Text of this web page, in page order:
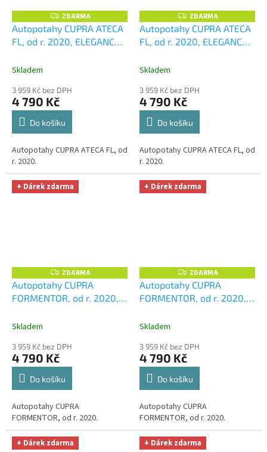
Z
D
A
R
ZDARMA
Autopotahy CUPRA ATECA
FL, od r. 2020, ELEGANCE
utěrka z mikrovlákna
zdarma v hodnotě 299,-Kč
Skladem
3 959 Kč bez DPH
4 790 Kč
Do košíku
Autopotahy CUPRA ATECA FL, od
r. 2020.
Z
D
A
R
ZDARMA
Autopotahy CUPRA ATECA
FL, od r. 2020, ELEGANCE
utěrka z mikrovlákna
zdarma v hodnotě 299,-Kč
Skladem
3 959 Kč bez DPH
4 790 Kč
Do košíku
Autopotahy CUPRA ATECA FL, od
r. 2020.
+ Dárek zdarma
Z
D
A
R
ZDARMA
Autopotahy CUPRA
FORMENTOR, od r. 2020,
UNIVERZÁL utěrka z
Microfiber zdarma v
hodnotě 299,-Kč
Skladem
3 959 Kč bez DPH
4 790 Kč
Do košíku
Autopotahy CUPRA
FORMENTOR, od r. 2020.
+ Dárek zdarma
Z
D
A
R
ZDARMA
Autopotahy CUPRA
FORMENTOR, od r. 2020,
UNIVERZÁL utěrka z
Microfiber zdarma v
hodnotě 299,-Kč
Skladem
3 959 Kč bez DPH
4 790 Kč
Do košíku
Autopotahy CUPRA
FORMENTOR, od r. 2020.
+ Dárek zdarma + Dárek zdarma